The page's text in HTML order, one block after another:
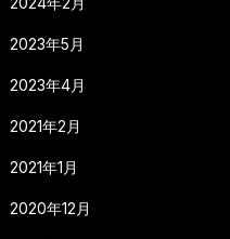
2023年5月
2023年4月
2021年2月
2021年1月
2020年12月